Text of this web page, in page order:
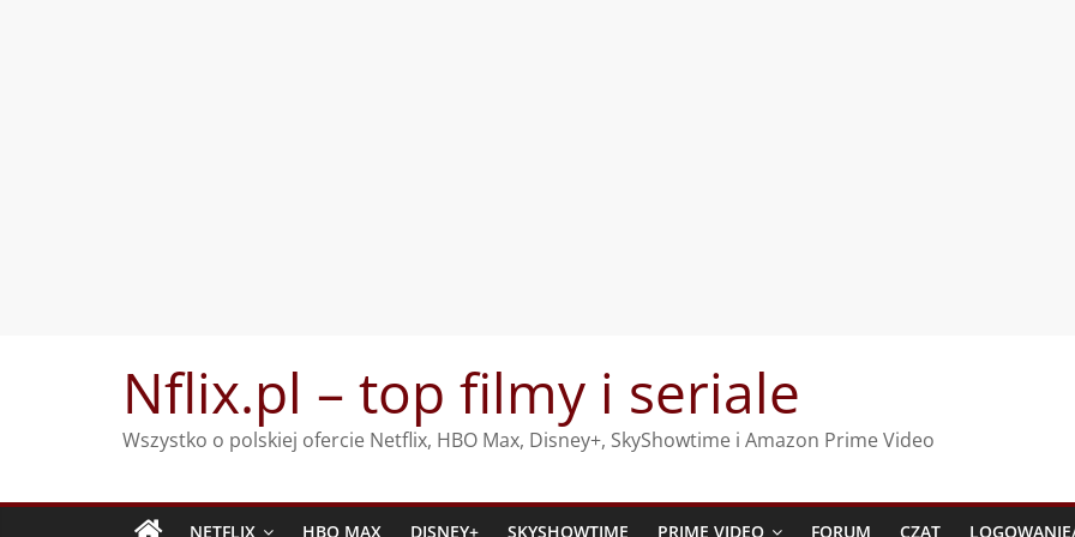
Nflix.pl – top filmy i seriale
Wszystko o polskiej ofercie Netflix, HBO Max, Disney+, SkyShowtime i Amazon Prime Video
NETFLIX HBO MAX DISNEY+ SKYSHOWTIME PRIME VIDEO FORUM CZAT